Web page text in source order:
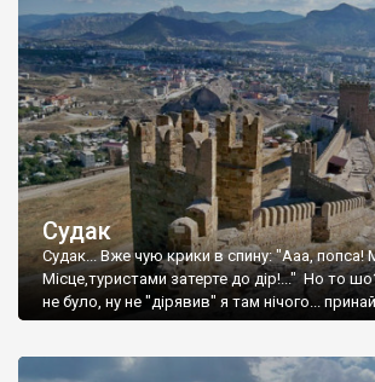
Судак
Судак... Вже чую крики в спину: "Ааа,
Місце,туристами затерте до дір!..." Но то
не було, ну не "дірявив" я там нічого...